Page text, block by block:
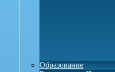
Образование